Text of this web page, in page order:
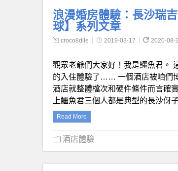
浪漫婚房體驗：長沙瑞
球】系列文章
croco8dile 2019-03-17 2020-08-
觀眾老爺們大家好！我是鱷魚君。
的入住體驗了…… 一個酒店被咱們
酒店就整體檔次和硬件條件而言確
上鱷魚君三個人都是典型的長沙伢
Read More
酒店體驗